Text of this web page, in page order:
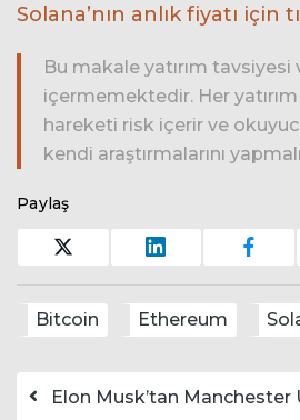
Solana’nın anlık fiyatı için
Bu makale yatırım tavsiyesi
içermemektedir. Her yatırım
hareketi risk içerir ve
kendi araştırmalarını
Paylaş
Bitcoin Ethereum
Yazı dolaşımı
Elon Musk’tan Manchester